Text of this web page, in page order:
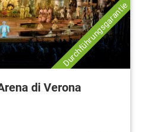
Durchführungsgarantie
di Verona